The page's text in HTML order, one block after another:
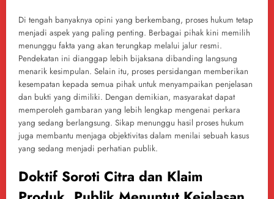
Di tengah banyaknya opini yang berkembang, proses hukum tetap
menjadi aspek yang paling penting. Berbagai pihak kini memilih
menunggu fakta yang akan terungkap melalui jalur resmi.
Pendekatan ini dianggap lebih bijaksana dibanding langsung
menarik kesimpulan. Selain itu, proses persidangan memberikan
kesempatan kepada semua pihak untuk menyampaikan penjelasan
dan bukti yang dimiliki. Dengan demikian, masyarakat dapat
memperoleh gambaran yang lebih lengkap mengenai perkara
yang sedang berlangsung. Sikap menunggu hasil proses hukum
juga membantu menjaga objektivitas dalam menilai sebuah kasus
yang sedang menjadi perhatian publik.
Doktif Soroti Citra dan Klaim